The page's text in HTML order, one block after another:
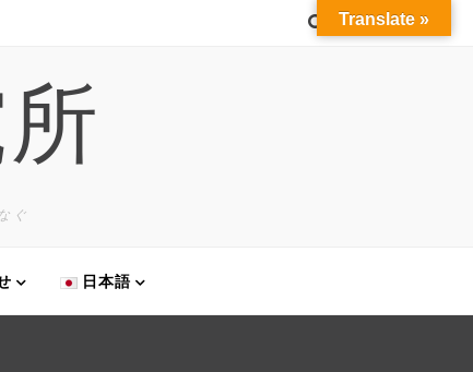
ぐ
日本語
Translate »